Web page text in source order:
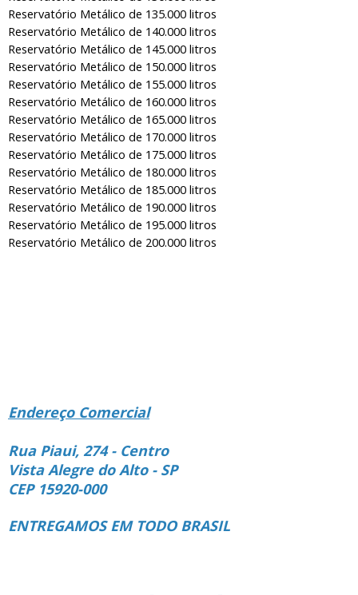
Reservatório Metálico de 135.000 litros
Reservatório Metálico de 140.000 litros
Reservatório Metálico de 145.000 litros
Reservatório Metálico de 150.000 litros
Reservatório Metálico de 155.000 litros
Reservatório Metálico de 160.000 litros
Reservatório Metálico de 165.000 litros
Reservatório Metálico de 170.000 litros
Reservatório Metálico de 175.000 litros
Reservatório Metálico de 180.000 litros
Reservatório Metálico de 185.000 litros
Reservatório Metálico de 190.000 litros
Reservatório Metálico de 195.000 litros
Reservatório Metálico de 200.000 litros
Endereço Comercial
Rua Piaui, 274 - Centro
Vista Alegre do Alto - SP
CEP 15920-000
ENTREGAMOS EM TODO BRASIL